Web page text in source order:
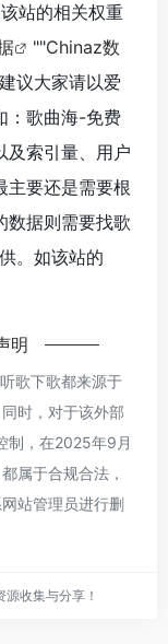
站的相关权重
""Chinaz数
议大家请以爱
：歌曲海-免费
及索引量、用户
主要还是需要根
数据则需要找歌
。如该站的
明
歌下歌都来源于
时，对于该外部
制，在2025年9月
属于合规合法，
站管理员进行删
收集与分享！